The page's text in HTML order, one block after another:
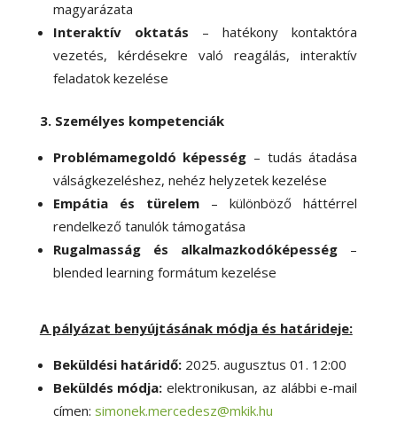
magyarázata
Interaktív oktatás
– hatékony kontaktóra
vezetés, kérdésekre való reagálás, interaktív
feladatok kezelése
3. Személyes kompetenciák
Problémamegoldó képesség – tudás átadása
válságkezeléshez, nehéz helyzetek kezelése
Empátia és türelem
– különböző háttérrel
rendelkező tanulók támogatása
Rugalmasság és alkalmazkodóképesség
–
blended learning formátum kezelése
A pályázat benyújtásának módja és határideje:
Beküldési határidő: 2025. augusztus 01. 12:00
Beküldés módja: elektronikusan, az alábbi e-mail
címen: simonek.mercedesz@mkik.hu